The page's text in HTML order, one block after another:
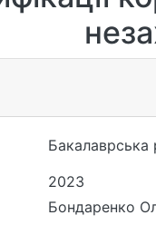
Бакалаврська
2023
Бондаренко